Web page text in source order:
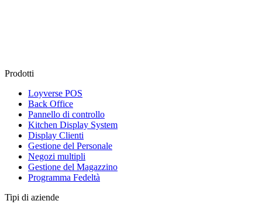
Prodotti
Loyverse POS
Back Office
Pannello di controllo
Kitchen Display System
Display Clienti
Gestione del Personale
Negozi multipli
Gestione del Magazzino
Programma Fedeltà
Tipi di aziende